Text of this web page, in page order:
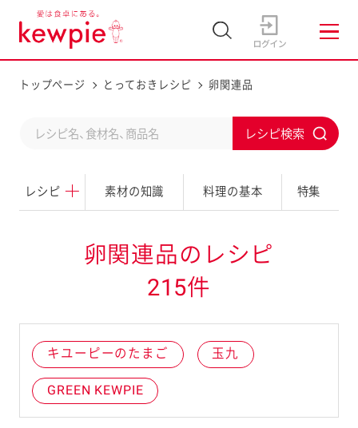
トップページ とっておきレシピ 卵関連品
レシピ 素材の知識 料理の基本 特集
d
r
b
卵関連品のレシピ
215件
キユーピーのたまご 玉九
GREEN KEWPIE